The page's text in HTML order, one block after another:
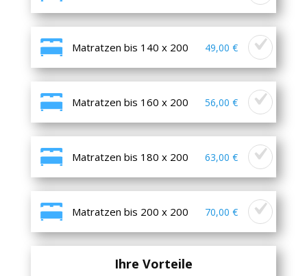
Matratzen bis 140 x 200 49,00 €
Matratzen bis 160 x 200 56,00 €
Matratzen bis 180 x 200 63,00 €
Matratzen bis 200 x 200 70,00 €
Ihre Vorteile